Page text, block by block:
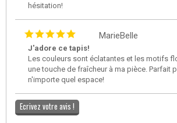
hésitation!
MarieBelle
J'adore ce tapis!
Les couleurs sont éclatantes et les motifs
une touche de fraîcheur à ma pièce. Parfait
n'importe quel espace!
Ecrivez votre avis !